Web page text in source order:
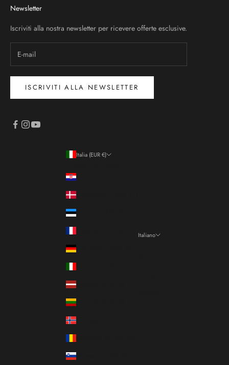
Newsletter
Iscriviti alla nostra newsletter per ricevere offerte esclusive.
ISCRIVITI ALLA NEWSLETTER
Italia (EUR €)
Croazia (EUR €)
Danimarca (DKK kr.)
Estonia (EUR €)
Francia (EUR €)
Germania (EUR €)
Italia (EUR €)
Lettonia (EUR €)
Lituania (EUR €)
Norvegia (EUR €)
Romania (RON Lei)
Slovenia (EUR €)
Italiano